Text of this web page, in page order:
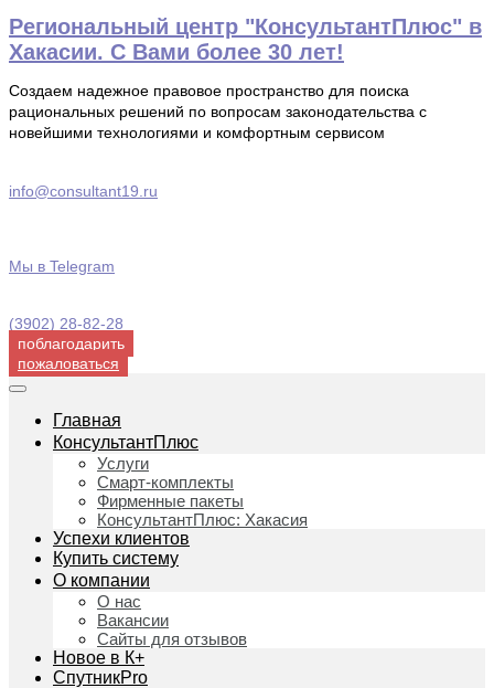
Перейти
к
содержимому
Региональный центр "КонсультантПлюс" в
Хакасии. С Вами более 30 лет!
Создаем надежное правовое пространство для поиска
рациональных решений по вопросам законодательства с
новейшими технологиями и комфортным сервисом
info@consultant19.ru
Мы в Telegram
(3902) 28-82-28
поблагодарить
пожаловаться
Главная
КонсультантПлюс
Услуги
Смарт-комплекты
Фирменные пакеты
КонсультантПлюс: Хакасия
Успехи клиентов
Купить систему
О компании
О нас
Вакансии
Сайты для отзывов
Новое в К+
СпутникPro